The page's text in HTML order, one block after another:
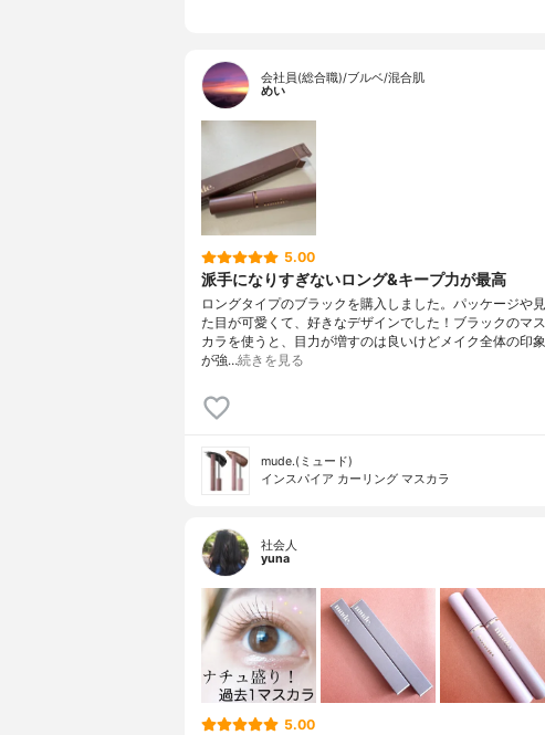
会社員(総合職)/ブルベ/混合肌
めい
5.00
派手になりすぎないロング&キープ力が最高
ロングタイプのブラックを購入しました。パッケージや見
た目が可愛くて、好きなデザインでした！ブラックのマス
カラを使うと、目力が増すのは良いけどメイク全体の印象
が強…続きを見る
mude.(ミュード)
インスパイア カーリング マスカラ
社会人
yuna
5.00